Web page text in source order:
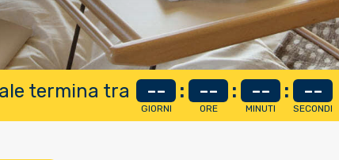
termina tra --
GIORNI
: --
ORE
: --
MINUTI
: --
SECONDI